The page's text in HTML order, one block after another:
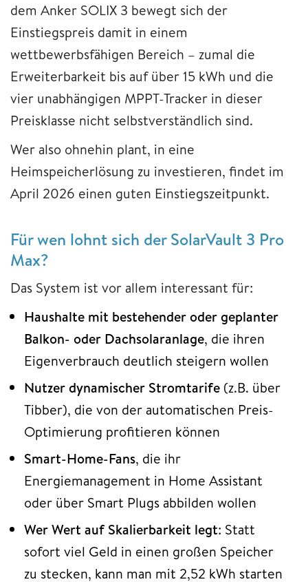
dem Anker SOLIX 3 bewegt sich der
Einstiegspreis damit in einem
wettbewerbsfähigen Bereich – zumal die
Erweiterbarkeit bis auf über 15 kWh und die
vier unabhängigen MPPT-Tracker in dieser
Preisklasse nicht selbstverständlich sind.
Wer also ohnehin plant, in eine
Heimspeicherlösung zu investieren, findet im
April 2026 einen guten Einstiegszeitpunkt.
Für wen lohnt sich der SolarVault 3 Pro
Max?
Das System ist vor allem interessant für:
Haushalte mit bestehender oder geplanter
Balkon- oder Dachsolaranlage, die ihren
Eigenverbrauch deutlich steigern wollen
Nutzer dynamischer Stromtarife (z.B. über
Tibber), die von der automatischen Preis-
Optimierung profitieren können
Smart-Home-Fans, die ihr
Energiemanagement in Home Assistant
oder über Smart Plugs abbilden wollen
Wer Wert auf Skalierbarkeit legt: Statt
sofort viel Geld in einen großen Speicher
zu stecken, kann man mit 2,52 kWh starten